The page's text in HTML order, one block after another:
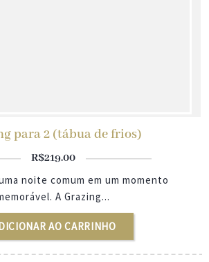
para 2 (tábua de frios)
R$219.00
noite comum em um momento
A Grazing...
AO CARRINHO